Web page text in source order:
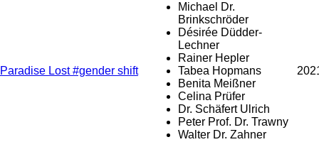
Paradise Lost #gender shift
Michael Dr.
Brinkschröder
Désirée Düdder-
Lechner
Rainer Hepler
Tabea Hopmans
Benita Meißner
Celina Prüfer
Dr. Schäfert Ulrich
Peter Prof. Dr. Trawny
Walter Dr. Zahner